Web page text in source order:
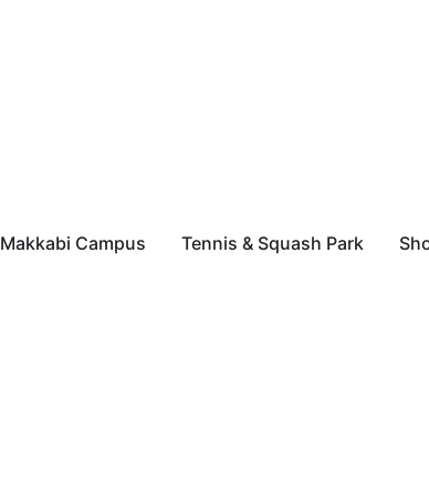
Makkabi Campus Tennis & Squash Park